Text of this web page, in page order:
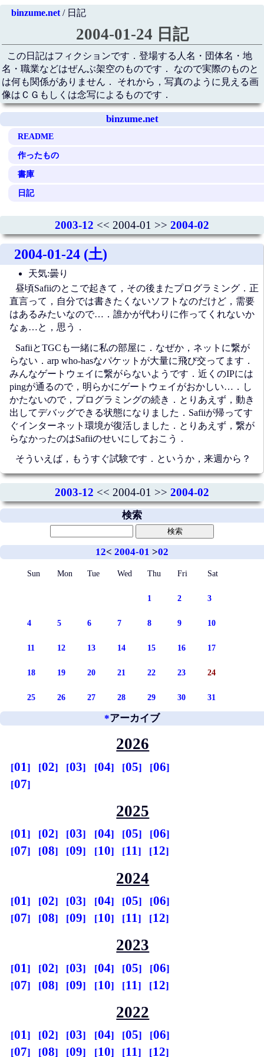
binzume.net/ 日記
2004-01-24 日記
この日記はフィクションです．登場する人名・団体名・地
名・職業などはぜんぶ架空のものです． なので実際のものと
は何も関係がありません． それから，写真のように見える画
像はＣＧもしくは念写によるものです．
binzume.net
README
作ったもの
書庫
日記
2003-12 << 2004-01 >> 2004-02
2004-01-24 (土)
天気:曇り
昼頃Safiiのとこで起きて，その後またプログラミング．正
直言って，自分では書きたくないソフトなのだけど，需要
はあるみたいなので…．誰かが代わりに作ってくれないか
なぁ…と，思う．
SafiiとTGCも一緒に私の部屋に．なぜか，ネットに繋が
らない．arp who-hasなパケットが大量に飛び交ってます．
みんなゲートウェイに繋がらないようです．近くのIPには
pingが通るので，明らかにゲートウェイがおかしい…．し
かたないので，プログラミングの続き．とりあえず，動き
出してデバッグできる状態になりました．Safiiが帰ってす
ぐインターネット環境が復活しました．とりあえず，繋が
らなかったのはSafiiのせいにしておこう．
そういえば，もうすぐ試験です．というか，来週から？
2003-12 << 2004-01 >> 2004-02
検索
12< 2004-01 >02
Sun Mon Tue Wed Thu Fri Sat
1 2 3
4 5 6 7 8 9 10
11 12 13 14 15 16 17
18 19 20 21 22 23 24
25 26 27 28 29 30 31
*アーカイブ
2026
01 02 03 04 05
06
07
2025
01 02 03 04 05
06
07
08 09 10 11 12
2024
01 02 03 04 05
06
07
08 09 10 11 12
2023
01 02 03 04 05
06
07
08 09 10 11 12
2022
01 02 03 04 05
06
07
08 09 10 11 12